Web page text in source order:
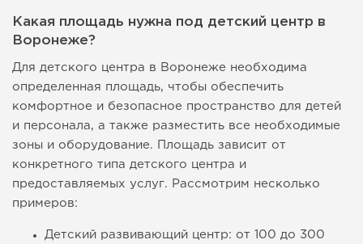
Какая площадь нужна под детский центр в
Воронеже?
Для детского центра в Воронеже необходима
определенная площадь, чтобы обеспечить
комфортное и безопасное пространство для детей
и персонала, а также разместить все необходимые
зоны и оборудование. Площадь зависит от
конкретного типа детского центра и
предоставляемых услуг. Рассмотрим несколько
примеров:
Детский развивающий центр: от 100 до 300